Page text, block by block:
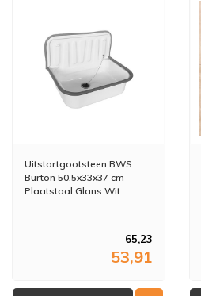
Uitstortgootsteen BWS
Burton 50,5x33x37 cm
Plaatstaal Glans Wit
65,23
53,91